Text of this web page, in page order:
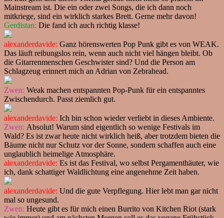
Mainstream ist. Die ein oder zwei Songs, die ich dann noch
mitkriege, sind ein wirklich starkes Brett. Gerne mehr davon!
Gerdistan: Die fand ich auch richtig klasse!
alexanderdavide: Ganz hörenswerten Pop Punk gibt es von WEAK.
Das läuft reibungslos rein, wenn auch nicht viel hängen bleibt. Ob
die Gitarrenmenschen Geschwister sind? Und die Person am
Schlagzeug erinnert mich an Adrian von Zebrahead.
Zwen: Weak machen entspannten Pop-Punk für ein entspanntes
Zwischendurch. Passt ziemlich gut.
alexanderdavide: Ich bin schon wieder verliebt in dieses Ambiente.
Zwen: Absolut! Warum sind eigentlich so wenige Festivals im
Wald? Es ist zwar heute nicht wirklich heiß, aber trotzdem bieten die
Bäume nicht nur Schutz vor der Sonne, sondern schaffen auch eine
unglaublich heimelige Atmosphäre.
alexanderdavide: Es ist das Festival, wo selbst Pergamenthäuter, wie
ich, dank schattiger Waldlichtung eine angenehme Zeit haben.
alexanderdavide: Und die gute Verpflegung. Hier lebt man gar nicht
mal so ungesund.
Zwen: Heute gibt es für mich einen Burrito von Kitchen Riot (stark